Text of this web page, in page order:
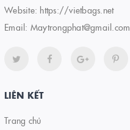
Website: https://vietbags.net
Email: Maytrongphat@gmail.com
LIÊN KẾT
Trang chủ